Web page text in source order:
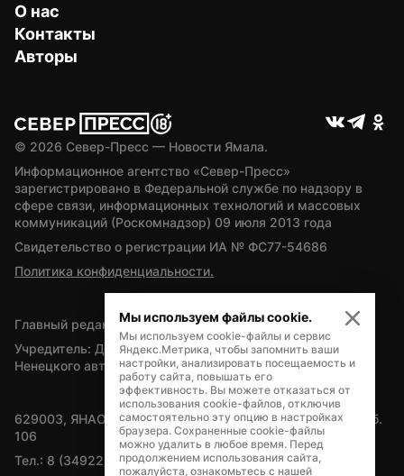
О нас
Контакты
Авторы
© 2026 Север-Пресс — Новости Ямала.
Информационное агентство «Север-Пресс»
зарегистрировано в Федеральной службе по надзору в
сфере связи, информационных технологий и массовых
коммуникаций (Роскомнадзор) 09 июля 2013 года
Свидетельство о регистрации ИА № ФС77-54686
Политика конфиденциальности.
Главный редактор — А.Л. Поздеев
Учредитель: Департамент внутренней политики Ямало-
Ненецкого автономного округа
629003, ЯНАО, Салехард, мкр. Богдана Кнунянца, д.1, каб.
106
Тел.: 8 (34922) 71262
Мы используем файлы cookie.
Мы используем cookie-файлы и сервис
Яндекс.Метрика, чтобы запомнить ваши
настройки, анализировать посещаемость и
работу сайта, повышать его
эффективность. Вы можете отказаться от
использования cookie-файлов, отключив
самостоятельно эту опцию в настройках
браузера. Сохраненные cookie-файлы
можно удалить в любое время. Перед
продолжением использования сайта,
пожалуйста, ознакомьтесь с нашей